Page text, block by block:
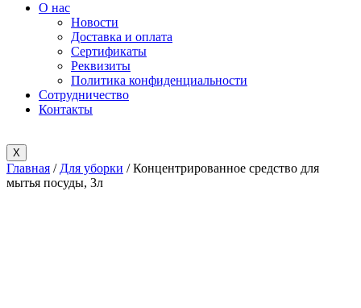
О нас
Новости
Доставка и оплата
Cертификаты
Реквизиты
Политика конфиденциальности
Сотрудничество
Контакты
X
Главная / Для уборки / Концентрированное средство для
мытья посуды, 3л